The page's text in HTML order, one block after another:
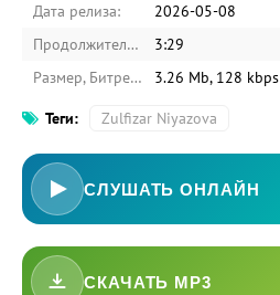
Дата релиза:
2026-05-08
Продолжительность:
3:29
Размер, Битрейт:
3.26 Mb, 128 kbps
Теги: Zulfizar Niyazova
СЛУШАТЬ ОНЛАЙН
СКАЧАТЬ MP3
Bezori